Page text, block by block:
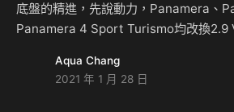
底盤的精進，先說動力，Panamera、
Panamera 4 Sport Turismo均改換2.9
83.6kgm、0~100km/h加速僅3.1秒！這
純種跑車倍感壓力！另外，全新調校的
Aqua Chang
2021 年 1 月 28 日